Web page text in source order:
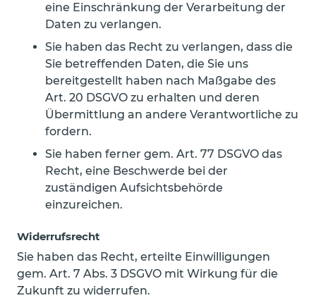
eine Einschränkung der Verarbeitung der
Daten zu verlangen.
Sie haben das Recht zu verlangen, dass die
Sie betreffenden Daten, die Sie uns
bereitgestellt haben nach Maßgabe des
Art. 20 DSGVO zu erhalten und deren
Übermittlung an andere Verantwortliche zu
fordern.
Sie haben ferner gem. Art. 77 DSGVO das
Recht, eine Beschwerde bei der
zuständigen Aufsichtsbehörde
einzureichen.
Widerrufsrecht
Sie haben das Recht, erteilte Einwilligungen
gem. Art. 7 Abs. 3 DSGVO mit Wirkung für die
Zukunft zu widerrufen.